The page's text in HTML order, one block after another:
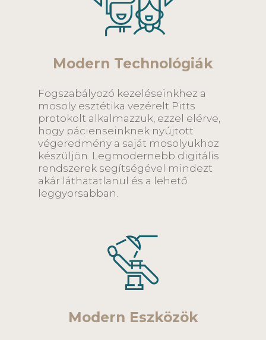
Modern Technológiák
Fogszabályozó kezeléseinkhez a
mosoly esztétika vezérelt Pitts
protokolt alkalmazzuk, ezzel elérve,
hogy pácienseinknek nyújtott
végeredmény a saját mosolyukhoz
készüljön. Legmodernebb digitális
rendszerek segítségével mindezt
akár láthatatlanul és a lehető
leggyorsabban.
Modern Eszközök